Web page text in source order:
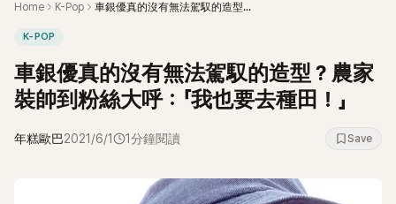
Home K-Pop 車銀優真的沒有無法駕馭的造型？農家裝帥到粉絲大呼：「我也要去種田！」
K-POP
車銀優真的沒有無法駕馭的造型？農家
裝帥到粉絲大呼：「我也要去種田！」
年糕歐巴2021/6/1 1分鐘閱讀 Save